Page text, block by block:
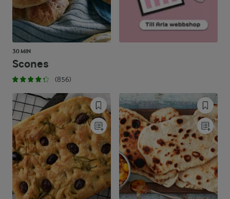
30 MIN
Scones
(856)